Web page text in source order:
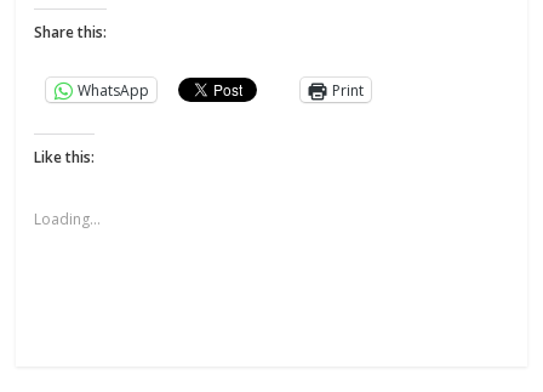
Share this:
WhatsApp Print
Like this:
Loading...